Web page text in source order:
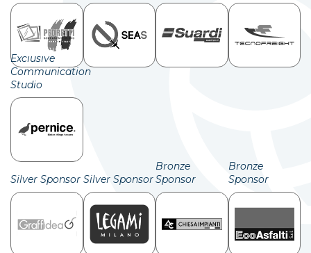
Exclusive
Communication
Studio
Silver Sponsor Silver Sponsor
Bronze
Sponsor
Bronze
Sponsor